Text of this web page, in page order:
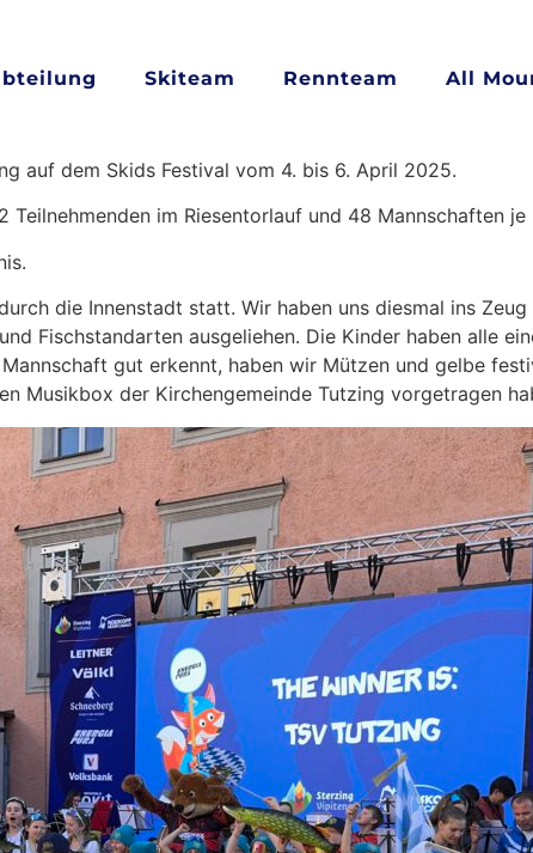
Skiteam Rennteam All
auf dem Skids Festival vom 4. bis 6. April 2025.
im Riesentorlauf und 48 Mannschaften
die Innenstadt statt. Wir haben uns diesmal ins
Fischstandarten ausgeliehen. Die Kinder haben alle
gut erkennt, haben wir Mützen und gelbe
Musikbox der Kirchengemeinde Tutzing vorgetragen